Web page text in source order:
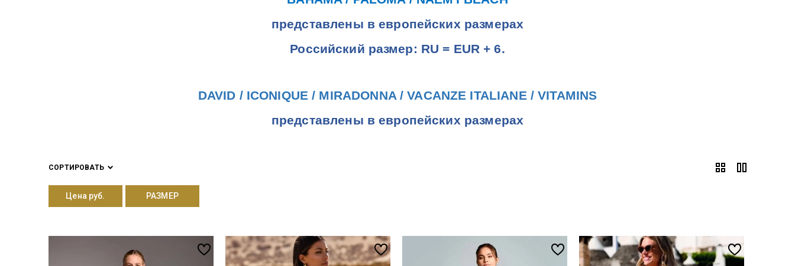
представлены в европейских размерах
Российский размер: RU = EUR + 6.
DAVID / ICONIQUE / MIRADONNA /VACANZE ITALIANE /VITAMINS
представлены в европейских размерах
Цена руб. РАЗМЕР
СОРТИРОВАТЬ